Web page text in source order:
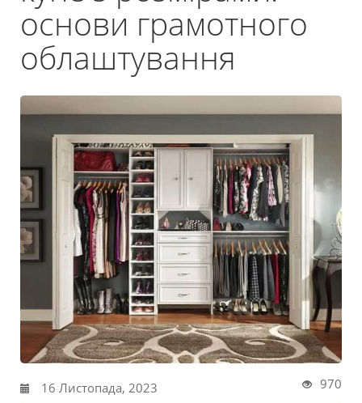
основи грамотного
облаштування
16 Листопада, 2023 970